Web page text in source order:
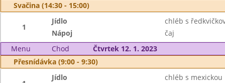
Svačina (14:30 - 15:00)
1
Jídlo
chléb s
Nápoj
čaj
Menu
Chod
Čtvrtek 12. 1. 2023
Přesnídávka (9:00 - 9:30)
Jídlo
chléb s mexickou